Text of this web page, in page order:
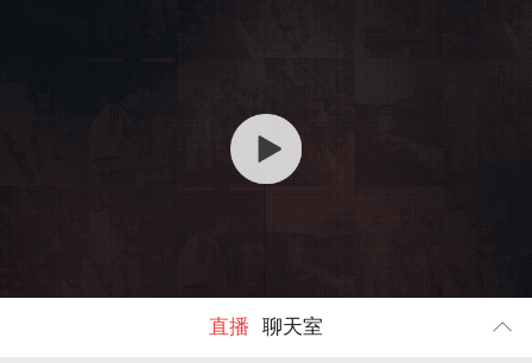
直播 聊天室